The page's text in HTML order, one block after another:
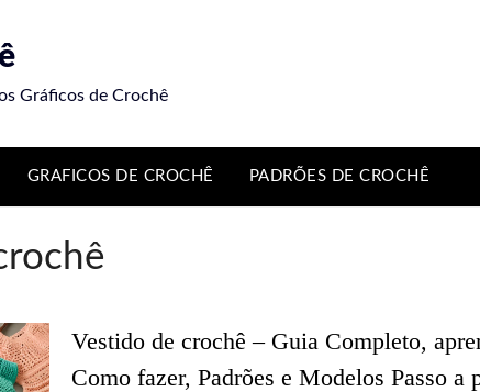
Gráficos de Crochê
GRAFICOS DE CROCHÊ PADRÕES DE CROCHÊ
Vestido de crochê – Guia Completo,
Como fazer, Padrões e Modelos Passo a